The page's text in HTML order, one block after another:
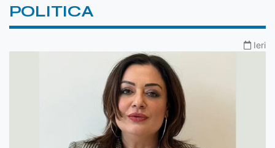
POLITICA
Ieri